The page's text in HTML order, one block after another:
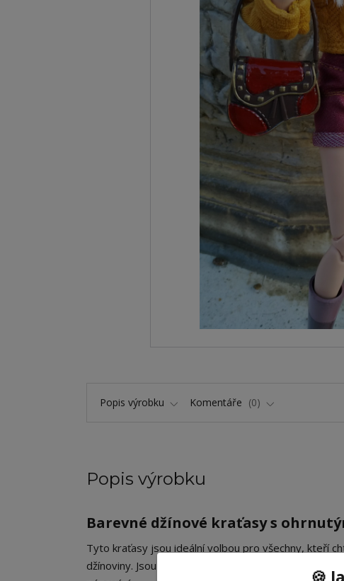
Popis výrobku Komentáře 0
Popis výrobku
Barevné džínové kraťasy s
​Tyto kraťasy jsou ideální volbou pro všechny, kteří
džínoviny. Jsou ušity z